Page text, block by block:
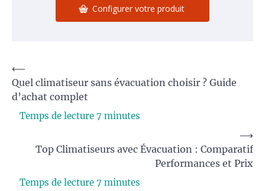
Configurer votre produit
Navigation
de
l’article
⟵
Quel climatiseur sans évacuation choisir ? Guide
d’achat complet
Top Climatiseurs avec Évacuation : Comparatif
Performances et Prix
⟶